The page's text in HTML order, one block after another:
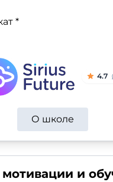
*
4.7
О школе
и